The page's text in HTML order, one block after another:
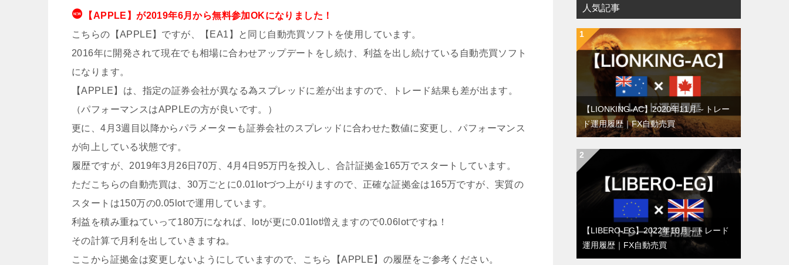
【APPLE】が2019年6月から無料参加OKになりました！
こちらの【APPLE】ですが、【EA1】と同じ自動売買ソフトを使用しています。
2016年に開発されて現在でも相場に合わせアップデートをし続け、利益を出し続けている自動売買ソフト
になります。
【APPLE】は、指定の証券会社が異なる為スプレッドに差が出ますので、トレード結果も差が出ます。
（パフォーマンスはAPPLEの方が良いです。）
更に、4月3週目以降からパラメーターも証券会社のスプレッドに合わせた数値に変更し、パフォーマンス
が向上している状態です。
履歴ですが、2019年3月26日70万、4月4日95万円を投入し、合計証拠金165万でスタートしています。
ただこちらの自動売買は、30万ごとに0.01lotづつ上がりますので、正確な証拠金は165万ですが、実質の
スタートは150万の0.05lotで運用しています。
利益を積み重ねていって180万になれば、lotが更に0.01lot増えますので0.06lotですね！
その計算で月利を出していきますね。
ここから証拠金は変更しないようにしていますので、こちら【APPLE】の履歴をご参考ください。
人気記事
【LIONKING-AC】2020年11月～トレー
ド運用履歴｜FX自動売買
【LIBERO-EG】2022年10月～トレード
運用履歴｜FX自動売買